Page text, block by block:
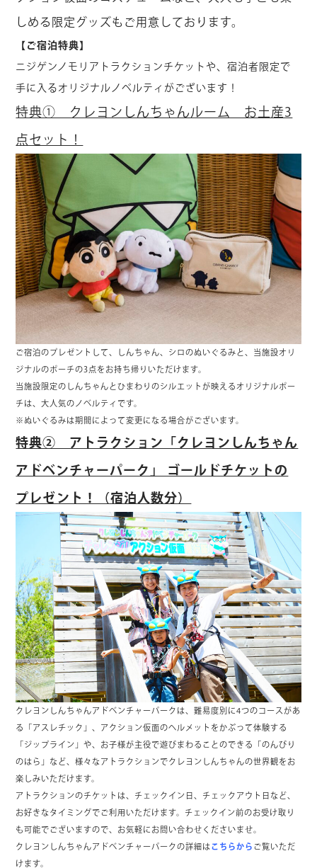
しめる限定グッズもご用意しております。
【ご宿泊特典】
ニジゲンノモリアトラクションチケットや、宿泊者限定で
手に入るオリジナルノベルティがございます！
特典① クレヨンしんちゃんルーム お土産3
点セット！
ご宿泊のプレゼントして、しんちゃん、シロのぬいぐるみと、当施設オリ
ジナルのポーチの3点をお持ち帰りいただけます。
当施設限定のしんちゃんとひまわりのシルエットが映えるオリジナルポー
チは、大人気のノベルティです。
※ぬいぐるみは期間によって変更になる場合がございます。
特典② アトラクション「クレヨンしんちゃん
アドベンチャーパーク」 ゴールドチケットの
プレゼント！（宿泊人数分）
クレヨンしんちゃんアドベンチャーパークは、難易度別に4つのコースがあ
る「アスレチック」、アクション仮面のヘルメットをかぶって体験する
「ジップライン」や、お子様が主役で遊びまわることのできる「のんびり
のはら」など、様々なアトラクションでクレヨンしんちゃんの世界観をお
楽しみいただけます。
アトラクションのチケットは、チェックイン日、チェックアウト日など、
お好きなタイミングでご利用いただけます。チェックイン前のお受け取り
も可能でございますので、お気軽にお問い合わせくださいませ。
クレヨンしんちゃんアドベンチャーパークの詳細はこちらから ご覧いただ
けます。